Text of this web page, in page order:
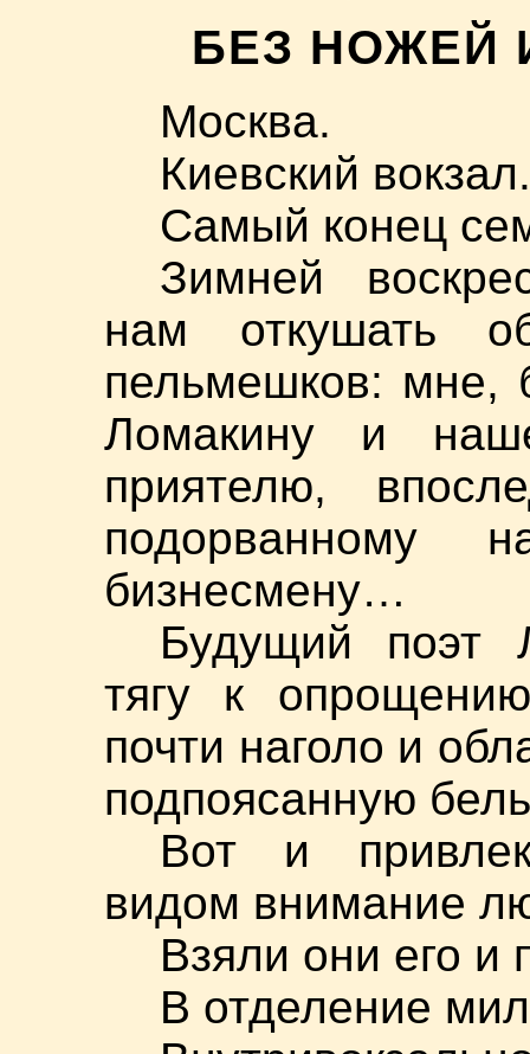
БЕЗ НОЖЕЙ
Москва.
Киевский вокзал.
Самый конец
Зимней
нам откушать
пельмешков: мне,
Ломакину и
приятелю,
подорванному
бизнесмену…
Будущий поэт
тягу к
почти наголо и
подпоясанную
Вот и
видом внимание
Взяли они его и
В отделение